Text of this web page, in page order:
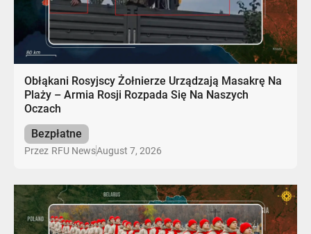
Obłąkani Rosyjscy Żołnierze Urządzają Masakrę Na
Plaży – Armia Rosji Rozpada Się Na Naszych
Oczach
Bezpłatne
Przez RFU NewsAugust 7, 2026